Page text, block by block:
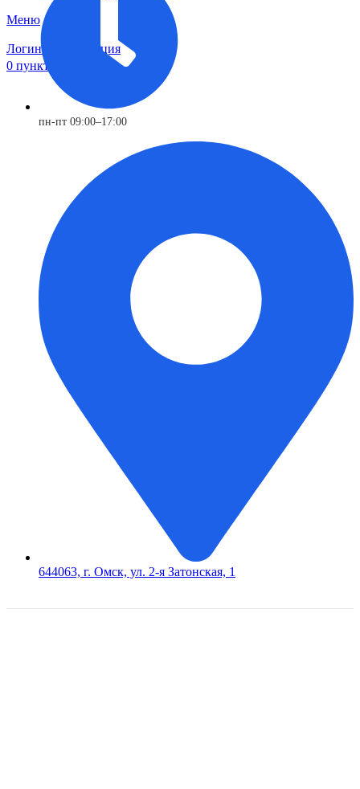
Меню
Логин / Регистрация
0 пунктов
пн-пт 09:00–17:00
644063, г. Омск, ул. 2-я Затонская, 1